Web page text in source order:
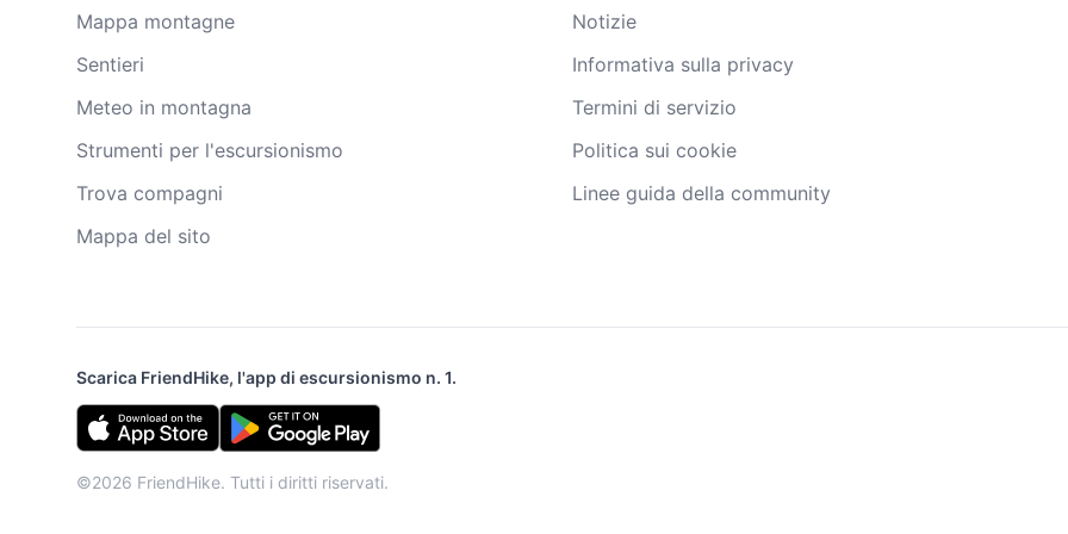
Mappa montagne
Sentieri
Meteo in montagna
Strumenti per l'escursionismo
Trova compagni
Mappa del sito
Notizie
Informativa sulla privacy
Termini di servizio
Politica sui cookie
Linee guida della community
Scarica FriendHike, l'app di escursionismo n. 1.
©2026 FriendHike. Tutti i diritti riservati.